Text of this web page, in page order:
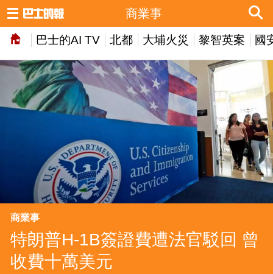
巴士的AI TV 北都 大埔火災 黎智英案 國
商業事
商業事
特朗普H-1B簽證費遭法官駁回 曾
收費十萬美元